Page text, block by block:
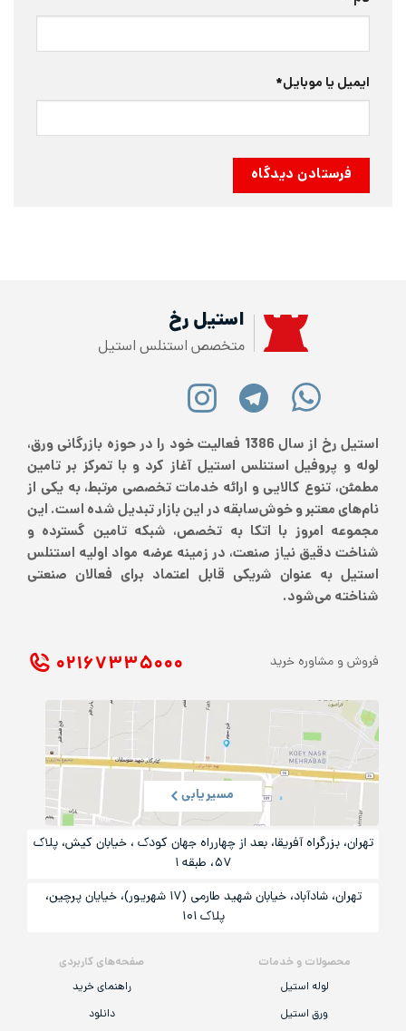
ایمیل یا موبایل*
استیل رخ
متخصص استنلس استیل
استیل رخ از سال 1386 فعالیت خود را در حوزه بازرگانی ورق،
لوله و پروفیل استنلس استیل آغاز کرد و با تمرکز بر تامین
مطمئن، تنوع کالایی و ارائه خدمات تخصصی مرتبط، به یکی از
نام‌های معتبر و خوش‌سابقه در این بازار تبدیل شده است. این
مجموعه امروز با اتکا به تخصص، شبکه تامین گسترده و
شناخت دقیق نیاز صنعت، در زمینه عرضه مواد اولیه استنلس
استیل به عنوان شریکی قابل اعتماد برای فعالان صنعتی
شناخته می‌شود.
محصولات و خدمات
لوله استیل
ورق استیل
صفحه‌های کاربردی
راهنمای خرید
دانلود
فروش و مشاوره خرید ۰۲۱ ۶۷۳۳۵۰۰۰
مسیریابی
تهران، بزرگراه آفریقا، بعد از چهارراه جهان کودک ، خیابان کیش، پلاک
۵۷، طبقه ۱
تهران، شادآباد، خیابان شهید طارمی (۱۷ شهریور)، خیایان پرچین،
پلاک ۱۰۱